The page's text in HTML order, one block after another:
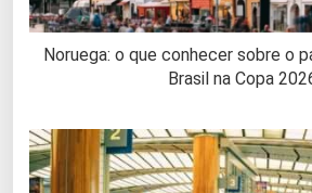
Noruega: o que conhecer sobre o
Brasil na Copa